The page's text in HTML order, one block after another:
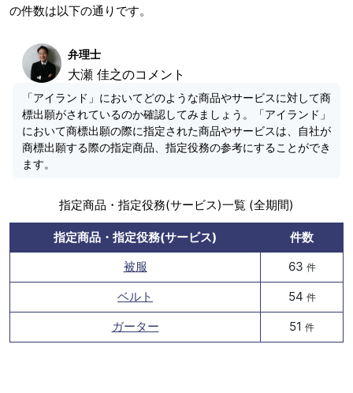
の件数は以下の通りです。
弁理士
大瀬 佳之のコメント
「アイランド」においてどのような商品やサービスに対して商
標出願がされているのか確認してみましょう。「アイランド」
において商標出願の際に指定された商品やサービスは、自社が
商標出願する際の指定商品、指定役務の参考にすることができ
ます。
指定商品・指定役務(サービス)一覧 (全期間)
指定商品・指定役務(サービス)
件数
被服
63 件
ベルト 54 件
ガーター 51 件